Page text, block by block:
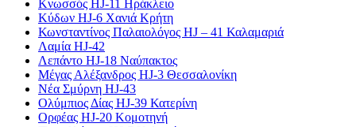
Κνωσσός HJ-11 Ηράκλειο
Κύδων HJ-6 Χανιά Κρήτη
Κωνσταντίνος Παλαιολόγος HJ – 41 Καλαμαριά
Λαμία HJ-42
Λεπάντο HJ-18 Ναύπακτος
Μέγας Αλέξανδρος HJ-3 Θεσσαλονίκη
Νέα Σμύρνη HJ-43
Ολύμπιος Δίας HJ-39 Κατερίνη
Ορφέας HJ-20 Κομοτηνή